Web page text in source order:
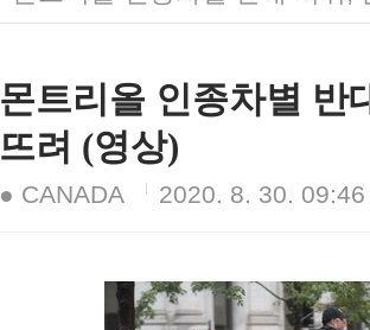
몬트리올 인종차별 반
뜨려 (영상)
● CANADA 2020. 8. 30. 09:46